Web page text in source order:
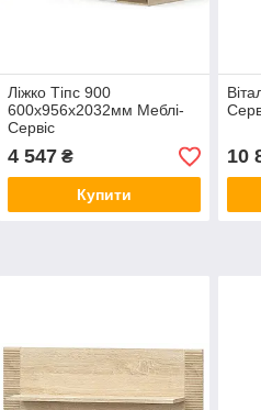
Ліжко Тіпс 900
600х956х2032мм Меблі-
Сервіс
4 547₴
Купити
10